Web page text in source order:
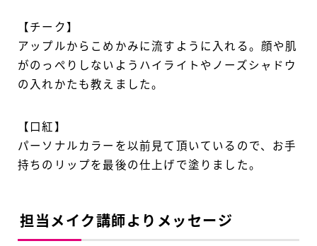
【チーク】
アップルからこめかみに流すように入れる。顔や肌
がのっぺりしないようハイライトやノーズシャドウ
の入れかたも教えました。
【口紅】
パーソナルカラーを以前見て頂いているので、お手
持ちのリップを最後の仕上げで塗りました。
担当メイク講師よりメッセージ